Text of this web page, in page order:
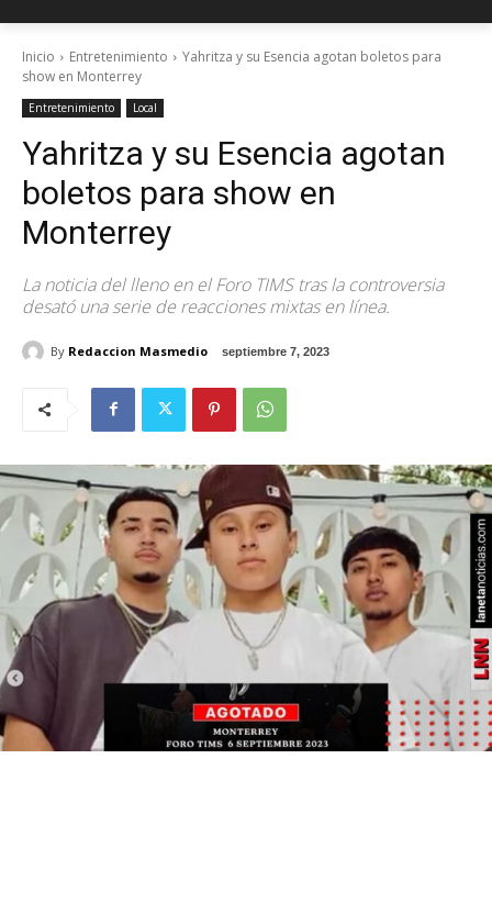
Inicio Entretenimiento
Yahritza y su Esencia agotan boletos para
show en Monterrey
Entretenimiento Local
Yahritza y su Esencia agotan
boletos para show en
Monterrey
La noticia del lleno en el Foro TIMS tras la controversia
desató una serie de reacciones mixtas en línea.
By Redaccion Masmedio septiembre 7, 2023